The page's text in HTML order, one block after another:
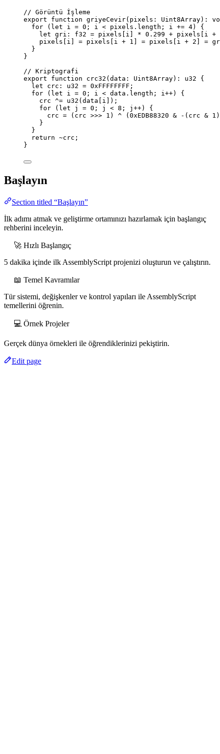
// Görüntü İşleme
export
function griyeCevir( pixels : Uint8Array) :
for ( let i = 0 ; i < pixels . length ; i += 4) {
let gri : f32 = pixels[i] * 0.299 + pixels[i +
pixels[i] = pixels[i + 1 = pixels[i + 2 =
}
}
// Kriptografi
export
function crc32 ( data : Uint8Array) : u32 {
let crc : u32 = 0xFFFFFFFF ;
for ( let i = 0 ; i < data . length ; i++) {
crc ^= u32 (data[i]);
for ( let j = 0 ; j < 8 ; j ++) {
crc = (crc >>> 1 ) ^ ( 0xEDB88320 & - (crc & 1
}
}
return ~crc;
}
Başlayın
Section titled “Başlayın”
İlk adımı atmak ve geliştirme ortamınızı hazırlamak için başlangıç
rehberini inceleyin.
🚀 Hızlı Başlangıç
5 dakika içinde ilk AssemblyScript projenizi oluşturun ve çalıştırın.
📖 Temel Kavramılar
Tür sistemi, değişkenler ve kontrol yapıları ile AssemblyScript
temellerini öğrenin.
💻 Örnek Projeler
Gerçek dünya örnekleri ile öğrendiklerinizi pekiştirin.
Edit page